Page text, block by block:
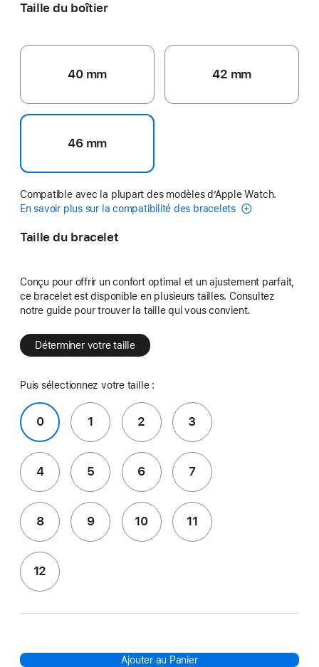
Taille du boîtier
40 mm 42 mm
46 mm
Compatible avec la plupart des modèles d’Apple Watch.
En savoir plus sur la compatibilité des bracelets
Taille du bracelet
Conçu pour offrir un confort optimal et un ajustement parfait,
ce bracelet est disponible en plusieurs tailles. Consultez
notre guide pour trouver la taille qui vous convient.
Déterminer votre taille
Puis sélectionnez votre taille :
0 1 2 3
4 5 6 7
8 9 10 11
12
Ajouter au Panier